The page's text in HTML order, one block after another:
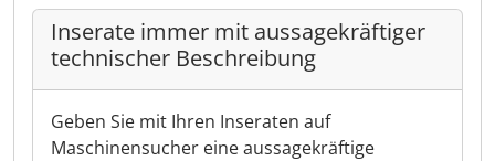
Inserate immer mit aussagekräftiger
technischer Beschreibung
Geben Sie mit Ihren Inseraten auf
Maschinensucher eine aussagekräftige